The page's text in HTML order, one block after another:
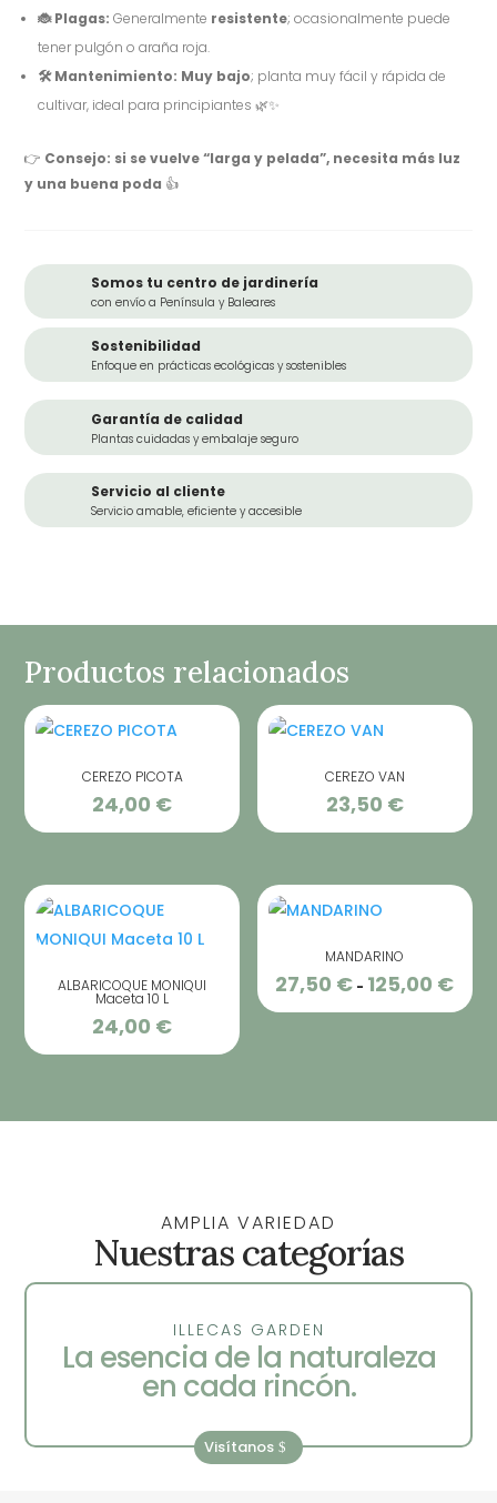
🐞Plagas: Generalmente resistente; ocasionalmente puede
tener pulgón o araña roja.
🛠️ Mantenimiento: Muy bajo; planta muy fácil y rápida de
cultivar, ideal para principiantes 🌿✨
👉 Consejo: si se vuelve “larga y pelada”, necesita más luz
y una buena poda 👍
Somos tu centro de jardinería
con envío a Península y Baleares
Sostenibilidad
Enfoque en prácticas ecológicas y sostenibles
Garantía de calidad
Plantas cuidadas y embalaje seguro
Servicio al cliente
Servicio amable, eficiente y accesible
Productos relacionados
CEREZO PICOTA
24,00 €
CEREZO VAN
23,50 €
ALBARICOQUE MONIQUI
Maceta 10 L
24,00 €
MANDARINO
27,50 € - 125,00 €
de
hasta
AMPLIA VARIEDAD
Nuestras categorías
ILLECAS GARDEN
La esencia de la naturaleza
en cada rincón.
Visítanos